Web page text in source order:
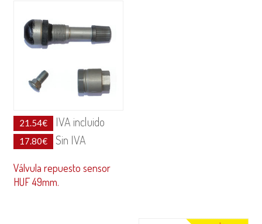
21.54€ IVA incluido
17.80€ Sin IVA
Válvula repuesto sensor
HUF 49mm.